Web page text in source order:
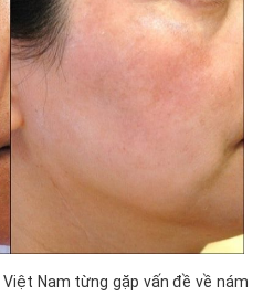
Nam từng gặp vấn đề về nám